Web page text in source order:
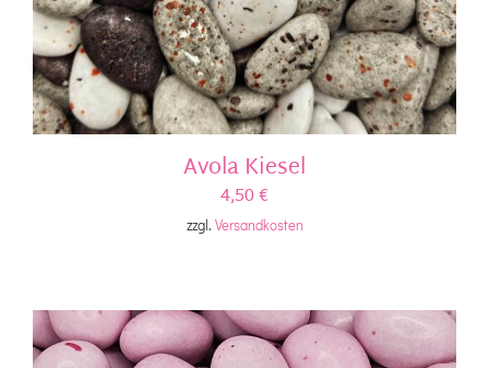
Avola Kiesel
4,50€
zzgl. Versandkosten